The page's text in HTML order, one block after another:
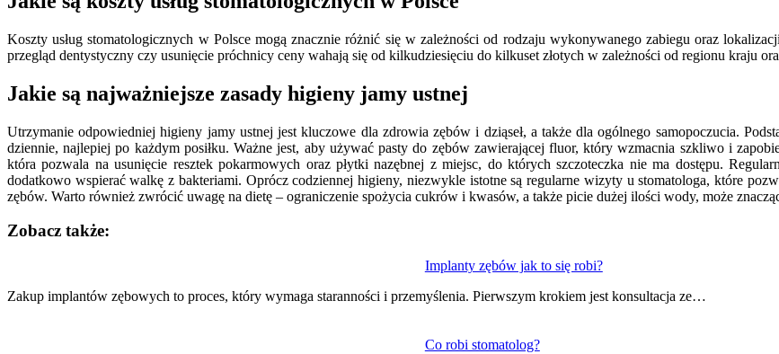
Koszty usług stomatologicznych w Polsce mogą znacznie różnić się w zależności od rodzaju wykonywanego zabiegu oraz
przegląd dentystyczny czy usunięcie próchnicy ceny wahają się od kilkudziesięciu do kilkuset złotych w zależności od regionu kraju
Jakie są najważniejsze zasady higieny jamy ustnej
Utrzymanie odpowiedniej higieny jamy ustnej jest kluczowe dla zdrowia zębów i dziąseł, a także dla ogólnego samopoczucia.
dziennie, najlepiej po każdym posiłku. Ważne jest, aby używać pasty do zębów zawierającej fluor, który wzmacnia szkliwo i
która pozwala na usunięcie resztek pokarmowych oraz płytki nazębnej z miejsc, do których szczoteczka nie ma dostępu.
dodatkowo wspierać walkę z bakteriami. Oprócz codziennej higieny, niezwykle istotne są regularne wizyty u stomatologa, które
zębów. Warto również zwrócić uwagę na dietę – ograniczenie spożycia cukrów i kwasów, a także picie dużej ilości wody, może
Zobacz także:
Implanty zębów jak to się robi?
Zakup implantów zębowych to proces, który wymaga staranności i przemyślenia. Pierwszym krokiem jest konsultacja ze…
Co robi stomatolog?
wpisu